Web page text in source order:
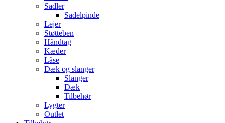
Sadler
Sadelpinde
Lejer
Støtteben
Håndtag
Kæder
Låse
Dæk og slanger
Slanger
Dæk
Tilbehør
Lygter
Outlet